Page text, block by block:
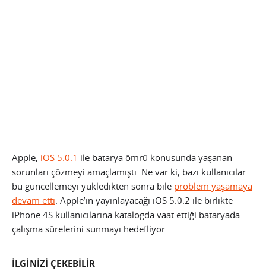
Apple, iOS 5.0.1 ile batarya ömrü konusunda yaşanan
sorunları çözmeyi amaçlamıştı. Ne var ki, bazı kullanıcılar
bu güncellemeyi yükledikten sonra bile problem yaşamaya
devam etti. Apple’ın yayınlayacağı iOS 5.0.2 ile birlikte
iPhone 4S kullanıcılarına katalogda vaat ettiği bataryada
çalışma sürelerini sunmayı hedefliyor.
İLGİNİZİ ÇEKEBİLİR